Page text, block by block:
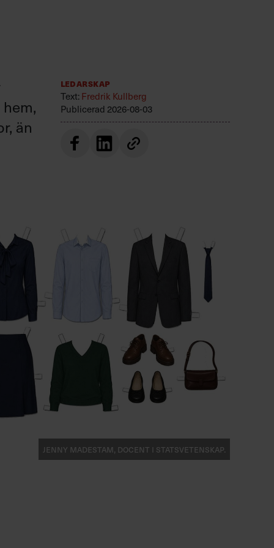
än
Ledarskap
Text: Fredrik Kullberg
Publicerad 2026-08-03
Jenny Madestam, docent i statsvetenskap.